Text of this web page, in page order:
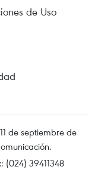
de Uso
de septiembre de
(024) 39411348